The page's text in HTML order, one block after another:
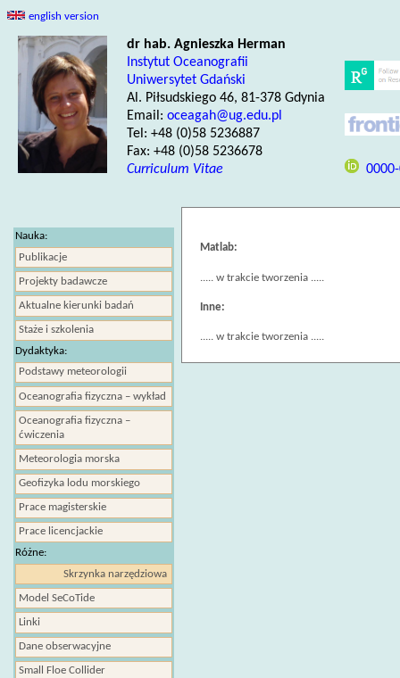
english version
dr hab. Agnieszka Herman
Instytut Oceanografii
Uniwersytet Gdański
Al. Piłsudskiego 46, 81-378 Gdynia
Email: oceagah@ug.edu.pl
Tel: +48 (0)58 5236887
Fax: +48 (0)58 5236678
Curriculum Vitae
Nauka:
Publikacje
Projekty badawcze
Aktualne kierunki badań
Staże i szkolenia
Dydaktyka:
Podstawy meteorologii
Oceanografia fizyczna – wykład
Oceanografia fizyczna –
ćwiczenia
Meteorologia morska
Geofizyka lodu morskiego
Prace magisterskie
Prace licencjackie
Różne:
Skrzynka narzędziowa
Model SeCoTide
Linki
Dane obserwacyjne
Small Floe Collider
Matlab:
..... w trakcie tworzenia .....
Inne:
..... w trakcie tworzenia .....